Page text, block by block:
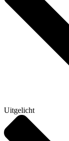
Uitgelicht